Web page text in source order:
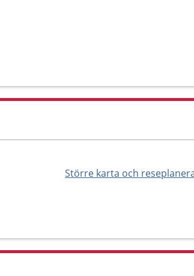
Större karta och